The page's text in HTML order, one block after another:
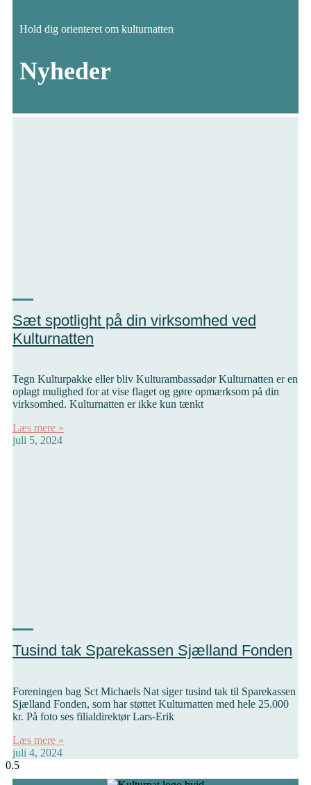
Hold dig orienteret om kulturnatten
Nyheder
Sæt spotlight på din virksomhed ved
Kulturnatten
Tegn Kulturpakke eller bliv Kulturambassadør Kulturnatten er en
oplagt mulighed for at vise flaget og gøre opmærksom på din
virksomhed. Kulturnatten er ikke kun tænkt
Læs mere »
juli 5, 2024
Tusind tak Sparekassen Sjælland Fonden
Foreningen bag Sct Michaels Nat siger tusind tak til Sparekassen
Sjælland Fonden, som har støttet Kulturnatten med hele 25.000
kr. På foto ses filialdirektør Lars-Erik
Læs mere »
juli 4, 2024